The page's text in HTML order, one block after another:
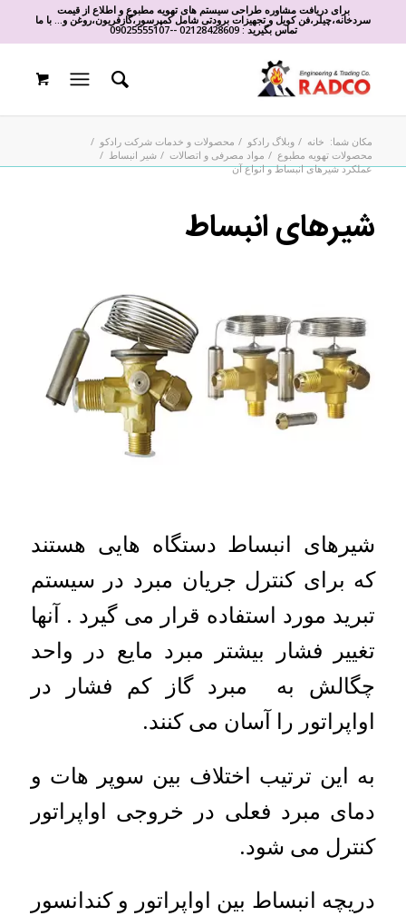
برای دریافت مشاوره طراحی سیستم های تهویه مطبوع و اطلاع از قیمت
سردخانه،چیلر،فن کویل و تجهیزات برودتی شامل کمپرسور،گازفریون،روغن و... با ما
تماس بگیرید :02128428609
-
-
09025555107
مکان شما: خانه / وبلاگ رادکو / محصولات و خدمات شرکت رادکو /
محصولات تهویه مطبوع / مواد مصرفی و اتصالات / شیر انبساط /
عملکرد شیرهای انبساط و انواع آن
شیرهای انبساط
شیرهای انبساط دستگاه هایی هستند
که برای کنترل جریان مبرد در سیستم
تبرید مورد استفاده قرار می گیرد . آنها
تغییر فشار بیشتر مبرد مایع در واحد
چگالش به مبرد گاز کم فشار در
اواپراتور را آسان می کنند.
به این ترتیب اختلاف بین سوپر هات و
دمای مبرد فعلی در خروجی اواپراتور
کنترل می شود.
دریچه انبساط بین اواپراتور و کندانسور